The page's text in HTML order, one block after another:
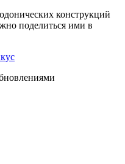
конструкций
поделиться ими в